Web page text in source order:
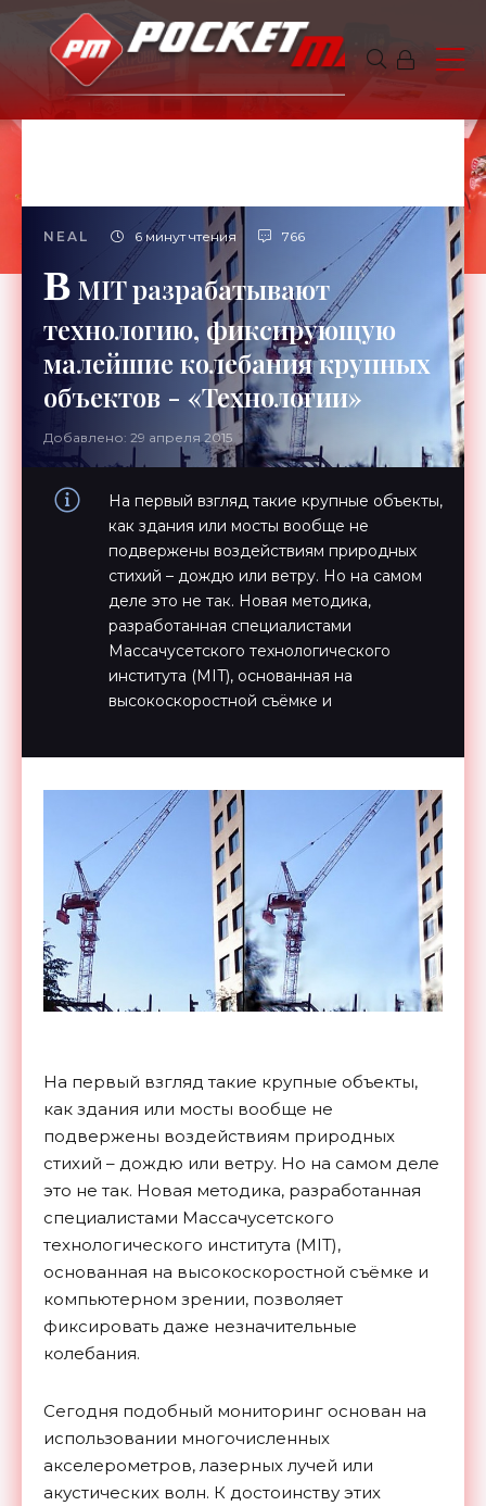
NEAL 6 минут чтения 766
В MIT разрабатывают
технологию, фиксирующую
малейшие колебания крупных
объектов - «Технологии»
Добавлено: 29 апреля 2015
На первый взгляд такие крупные объекты,
как здания или мосты вообще не
подвержены воздействиям природных
стихий – дождю или ветру. Но на самом
деле это не так. Новая методика,
разработанная специалистами
Массачусетского технологического
института (MIT), основанная на
высокоскоростной съёмке и
На первый взгляд такие крупные объекты,
как здания или мосты вообще не
подвержены воздействиям природных
стихий – дождю или ветру. Но на самом деле
это не так. Новая методика, разработанная
специалистами Массачусетского
технологического института (MIT),
основанная на высокоскоростной съёмке и
компьютерном зрении, позволяет
фиксировать даже незначительные
колебания.
Сегодня подобный мониторинг основан на
использовании многочисленных
акселерометров, лазерных лучей или
акустических волн. К достоинству этих